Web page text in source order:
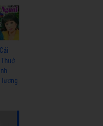
lương